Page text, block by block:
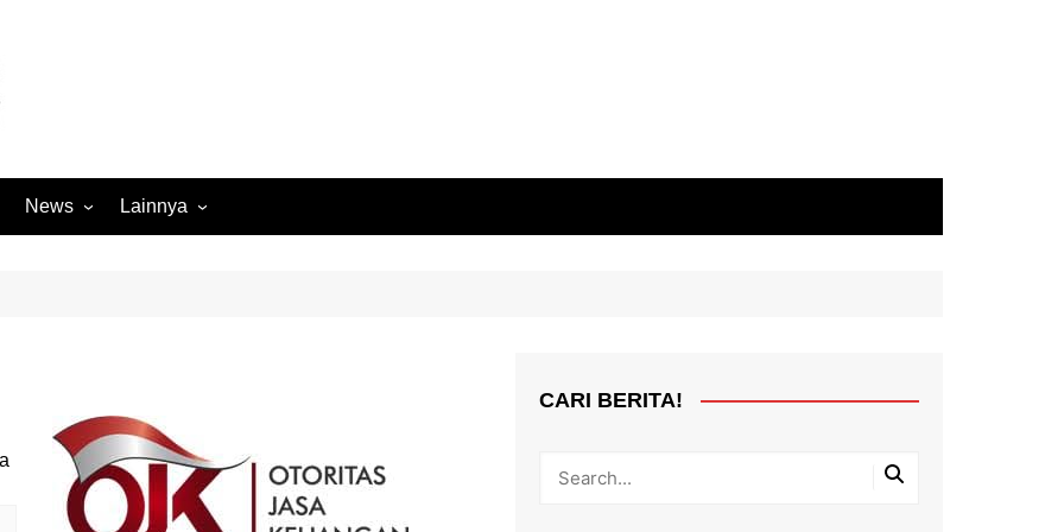
News
Megapolitan
Nasional
Ormas
Lainnya
Pendidikan
Sumut
Tokoh
CARI BERITA!